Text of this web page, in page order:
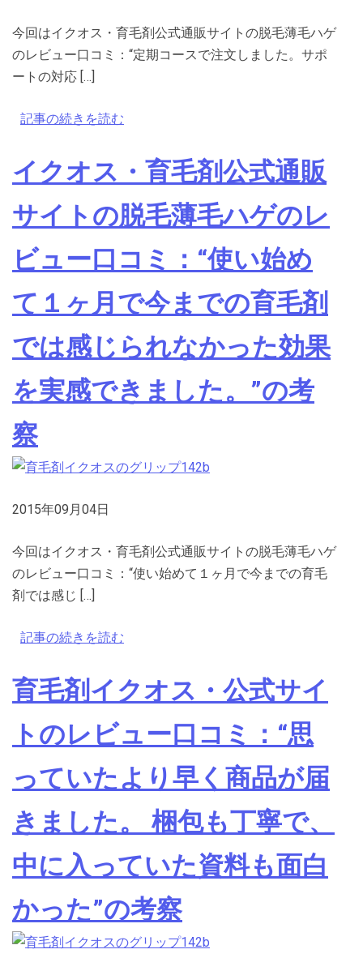
今回はイクオス・育毛剤公式通販サイトの脱毛薄毛ハゲ
のレビュー口コミ：“定期コースで注文しました。サポ
ートの対応 […]
記事の続きを読む
イクオス・育毛剤公式通販
サイトの脱毛薄毛ハゲのレ
ビュー口コミ：“使い始め
て１ヶ月で今までの育毛剤
では感じられなかった効果
を実感できました。”の考
察
2015年09月04日
今回はイクオス・育毛剤公式通販サイトの脱毛薄毛ハゲ
のレビュー口コミ：“使い始めて１ヶ月で今までの育毛
剤では感じ […]
記事の続きを読む
育毛剤イクオス・公式サイ
トのレビュー口コミ：“思
っていたより早く商品が届
きました。 梱包も丁寧で、
中に入っていた資料も面白
かった”の考察